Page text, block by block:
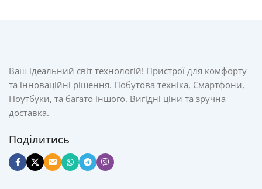
Ваш ідеальний світ технологій! Пристрої для комфорту
та інноваційні рішення. Побутова техніка, Смартфони,
Ноутбуки, та багато іншого. Вигідні ціни та зручна
доставка.
Поділитись